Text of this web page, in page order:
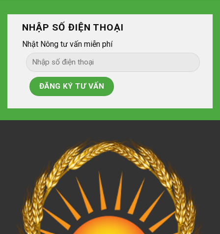
NHẬP SỐ ĐIỆN THOẠI
Nhật Nông tư vấn miễn phí